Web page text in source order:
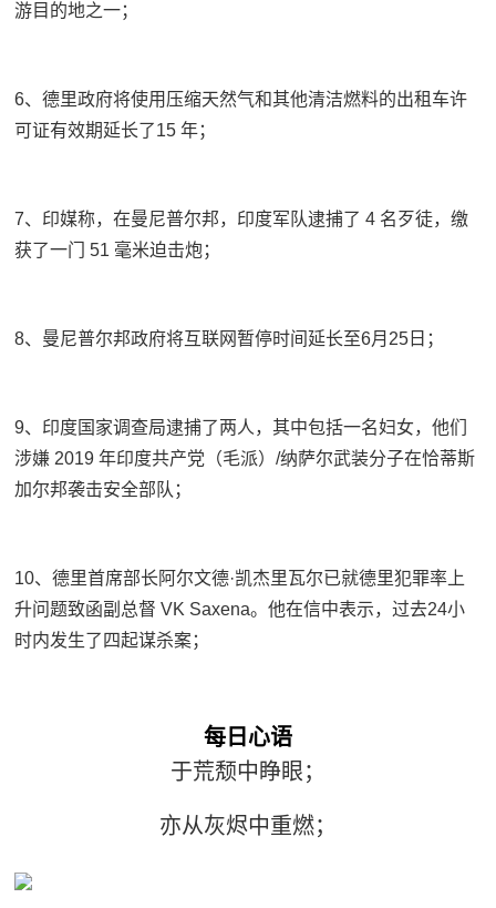
游目的地之一；
6、德里政府将使用压缩天然气和其他清洁燃料的出租车许
可证有效期延长了15 年；
7、印媒称，在曼尼普尔邦，印度军队逮捕了 4 名歹徒，缴
获了一门 51 毫米迫击炮；
8、曼尼普尔邦政府将互联网暂停时间延长至6月25日；
9、印度国家调查局逮捕了两人，其中包括一名妇女，他们
涉嫌 2019 年印度共产党（毛派）/纳萨尔武装分子在恰蒂斯
加尔邦袭击安全部队；
10、德里首席部长阿尔文德·凯杰里瓦尔已就德里犯罪率上
升问题致函副总督 VK Saxena。他在信中表示，过去24小
时内发生了四起谋杀案；
每日心语
于荒颓中睁眼；
亦从灰烬中重燃；